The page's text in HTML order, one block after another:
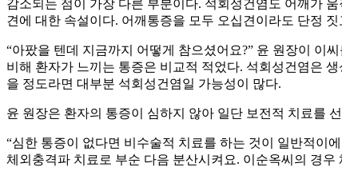
감소되는 점이 가장 다른 부분이다. 석회성건염도 어깨가
견에 대한 속설이다. 어깨통증을 모두 오십견이라도 단정
“아팠을 텐데 지금까지 어떻게 참으셨어요?” 윤 원장이 이
비해 환자가 느끼는 통증은 비교적 적었다. 석회성건염은
을 정도라면 대부분 석회성건염일 가능성이 많다.
윤 원장은 환자의 통증이 심하지 않아 일단 보전적 치료를
“심한 통증이 없다면 비수술적 치료를 하는 것이 일반적이
체외충격파 치료로 부순 다음 분산시켜요. 이순옥씨의 경